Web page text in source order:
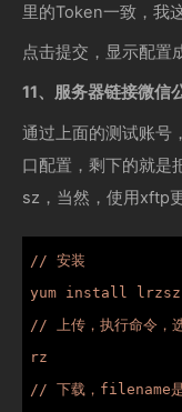
里的Token一致，我
点击提交，显示配置
11、服务器链接微信
通过上面的测试账号
口配置，剩下的就是
sz，当然，使用xftp
// 安装
yum install
// 上传，执行命令，
rz
// 下载，filename是